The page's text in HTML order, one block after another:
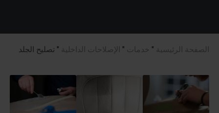
الصفحة الرئيسية " خدمات " الإصلاحات الداخلية " تصليح الجلد